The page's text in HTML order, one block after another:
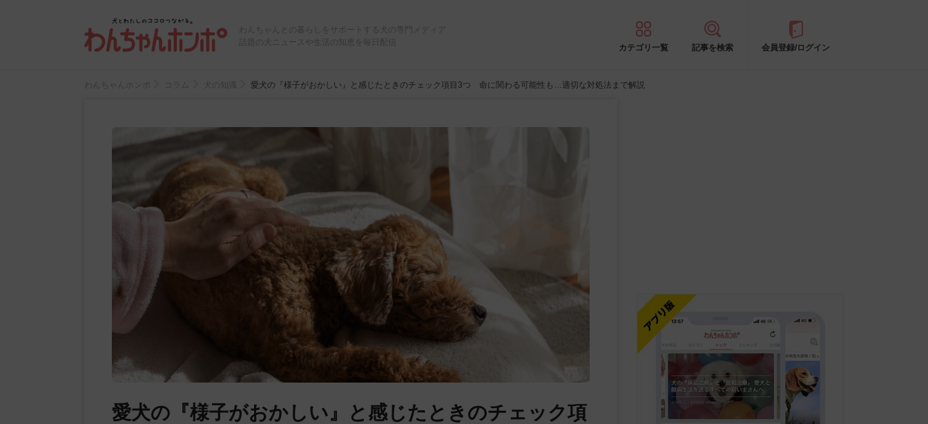
わんちゃんとの暮らしをサポートする犬の専門メディア
話題の犬ニュースや生活の知恵を毎日配信
カテゴリ一覧 記事を検索 会員登録/ログイン
わんちゃんホンポ コラム 犬の知識 愛犬の『様子がおかしい』と感じたときのチェック項目3つ 命に関わる可能性も…適切な対処法まで解説
愛犬の『様子がおかしい』と感じたときのチェック項